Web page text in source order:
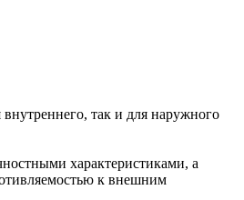
так и для наружного
характеристиками, а
к внешним